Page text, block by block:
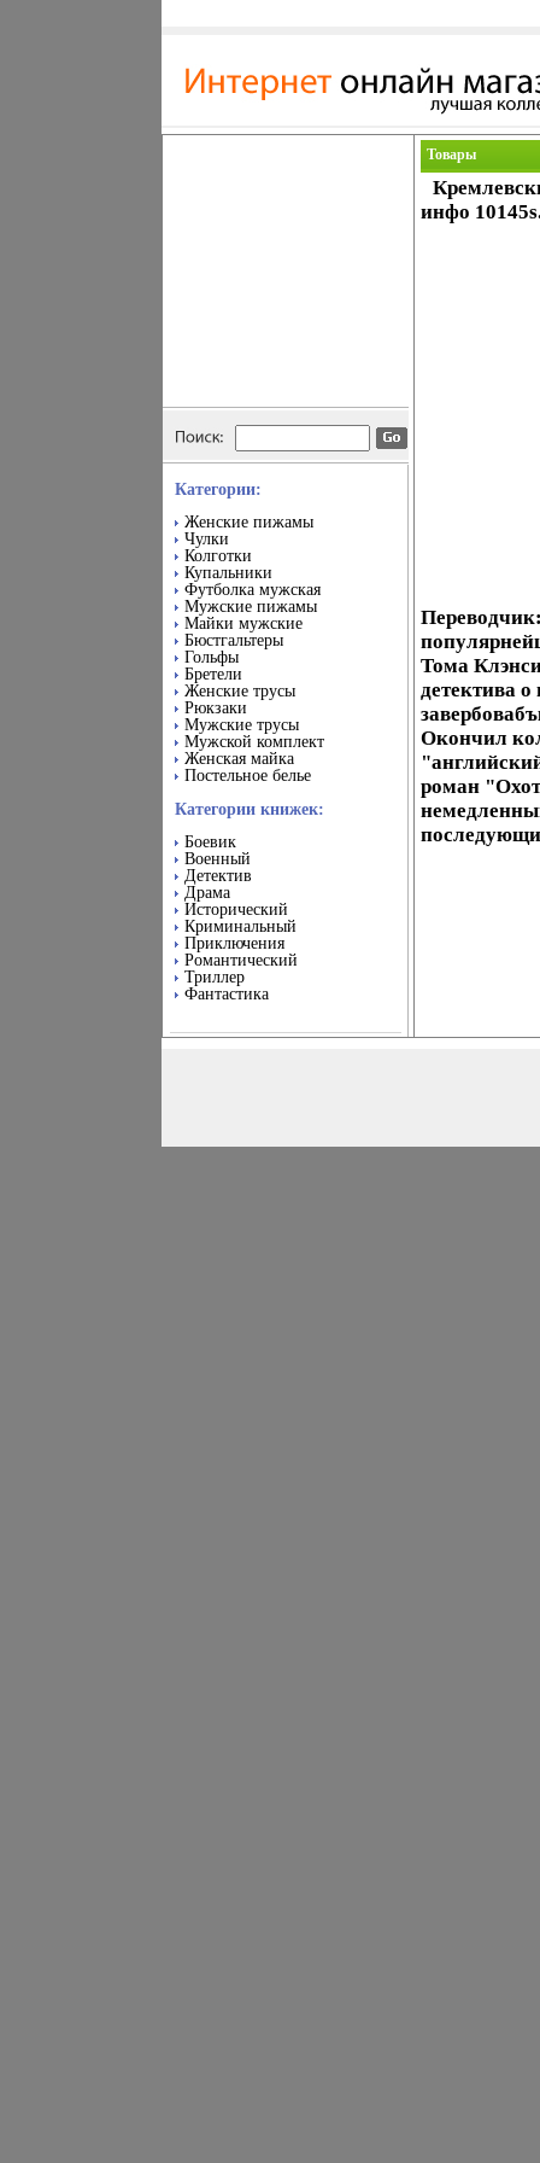
Категории:
Женские пижамы
Чулки
Колготки
Купальники
Футболка мужская
Мужские пижамы
Майки мужские
Бюстгальтеры
Гольфы
Бретели
Женские трусы
Рюкзаки
Мужские трусы
Мужской комплект
Женская майка
Постельное белье
Категории книжек:
Боевик
Военный
Детектив
Драма
Исторический
Криминальный
Приключения
Романтический
Триллер
Фантастика
Товары
инфо
Тома
детектива
Окончил
роман